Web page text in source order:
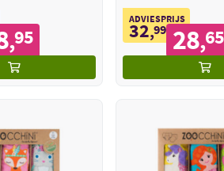
,95
ADVIESPRIJS
32,99 28,65